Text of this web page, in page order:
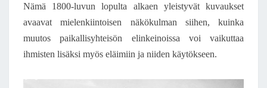
Nämä 1800-luvun lopulta alkaen yleistyvät kuvaukset
avaavat mielenkiintoisen näkökulman siihen, kuinka
muutos paikallisyhteisön elinkeinoissa voi vaikuttaa
ihmisten lisäksi myös eläimiin ja niiden käytökseen.